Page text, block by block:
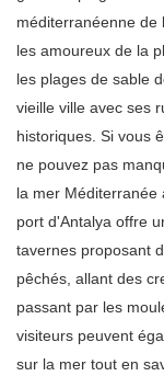
méditerranéenne de
les amoureux de la
les plages de sable
vieille ville avec ses
historiques. Si vous
ne pouvez pas
la mer Méditerranée
port d'Antalya offre
tavernes proposant
pêchés, allant des
passant par les
visiteurs peuvent
sur la mer tout en